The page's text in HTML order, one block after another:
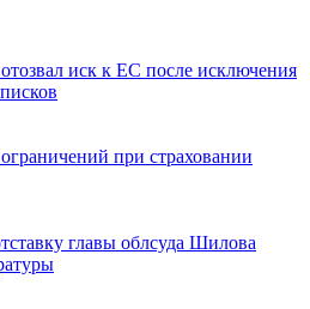
иск к ЕС после исключения
при страховании
главы облсуда Шилова